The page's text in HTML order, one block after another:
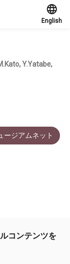
English
Y.Yatabe,
ージアムネット
コンテンツを